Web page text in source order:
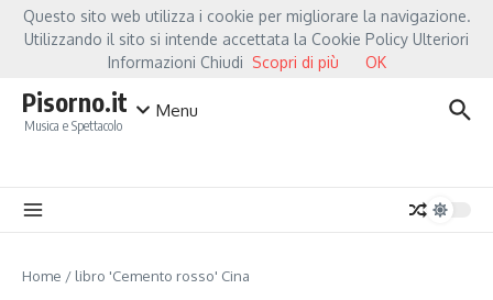
Salta al contenuto
Hot NewsFiorella Mannoia, a Capannori nasce “Anime Salve”: la data zero è
Pisorno.it
Musica e Spettacolo
Menu
Home / libro 'Cemento rosso' Cina
Questo sito web utilizza i cookie per migliorare la navigazione.
Utilizzando il sito si intende accettata la Cookie Policy Ulteriori
Informazioni Chiudi Scopri di più OK